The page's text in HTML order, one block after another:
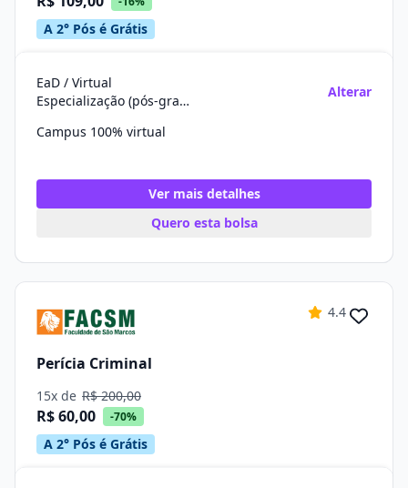
A 2° Pós é Grátis
EaD / Virtual
Especialização (pós-graduação)
Alterar
Campus 100% virtual
Ver mais detalhes
Quero esta bolsa
4.4
Perícia Criminal
15x de R$ 200,00
R$ 60,00 -70%
A 2° Pós é Grátis